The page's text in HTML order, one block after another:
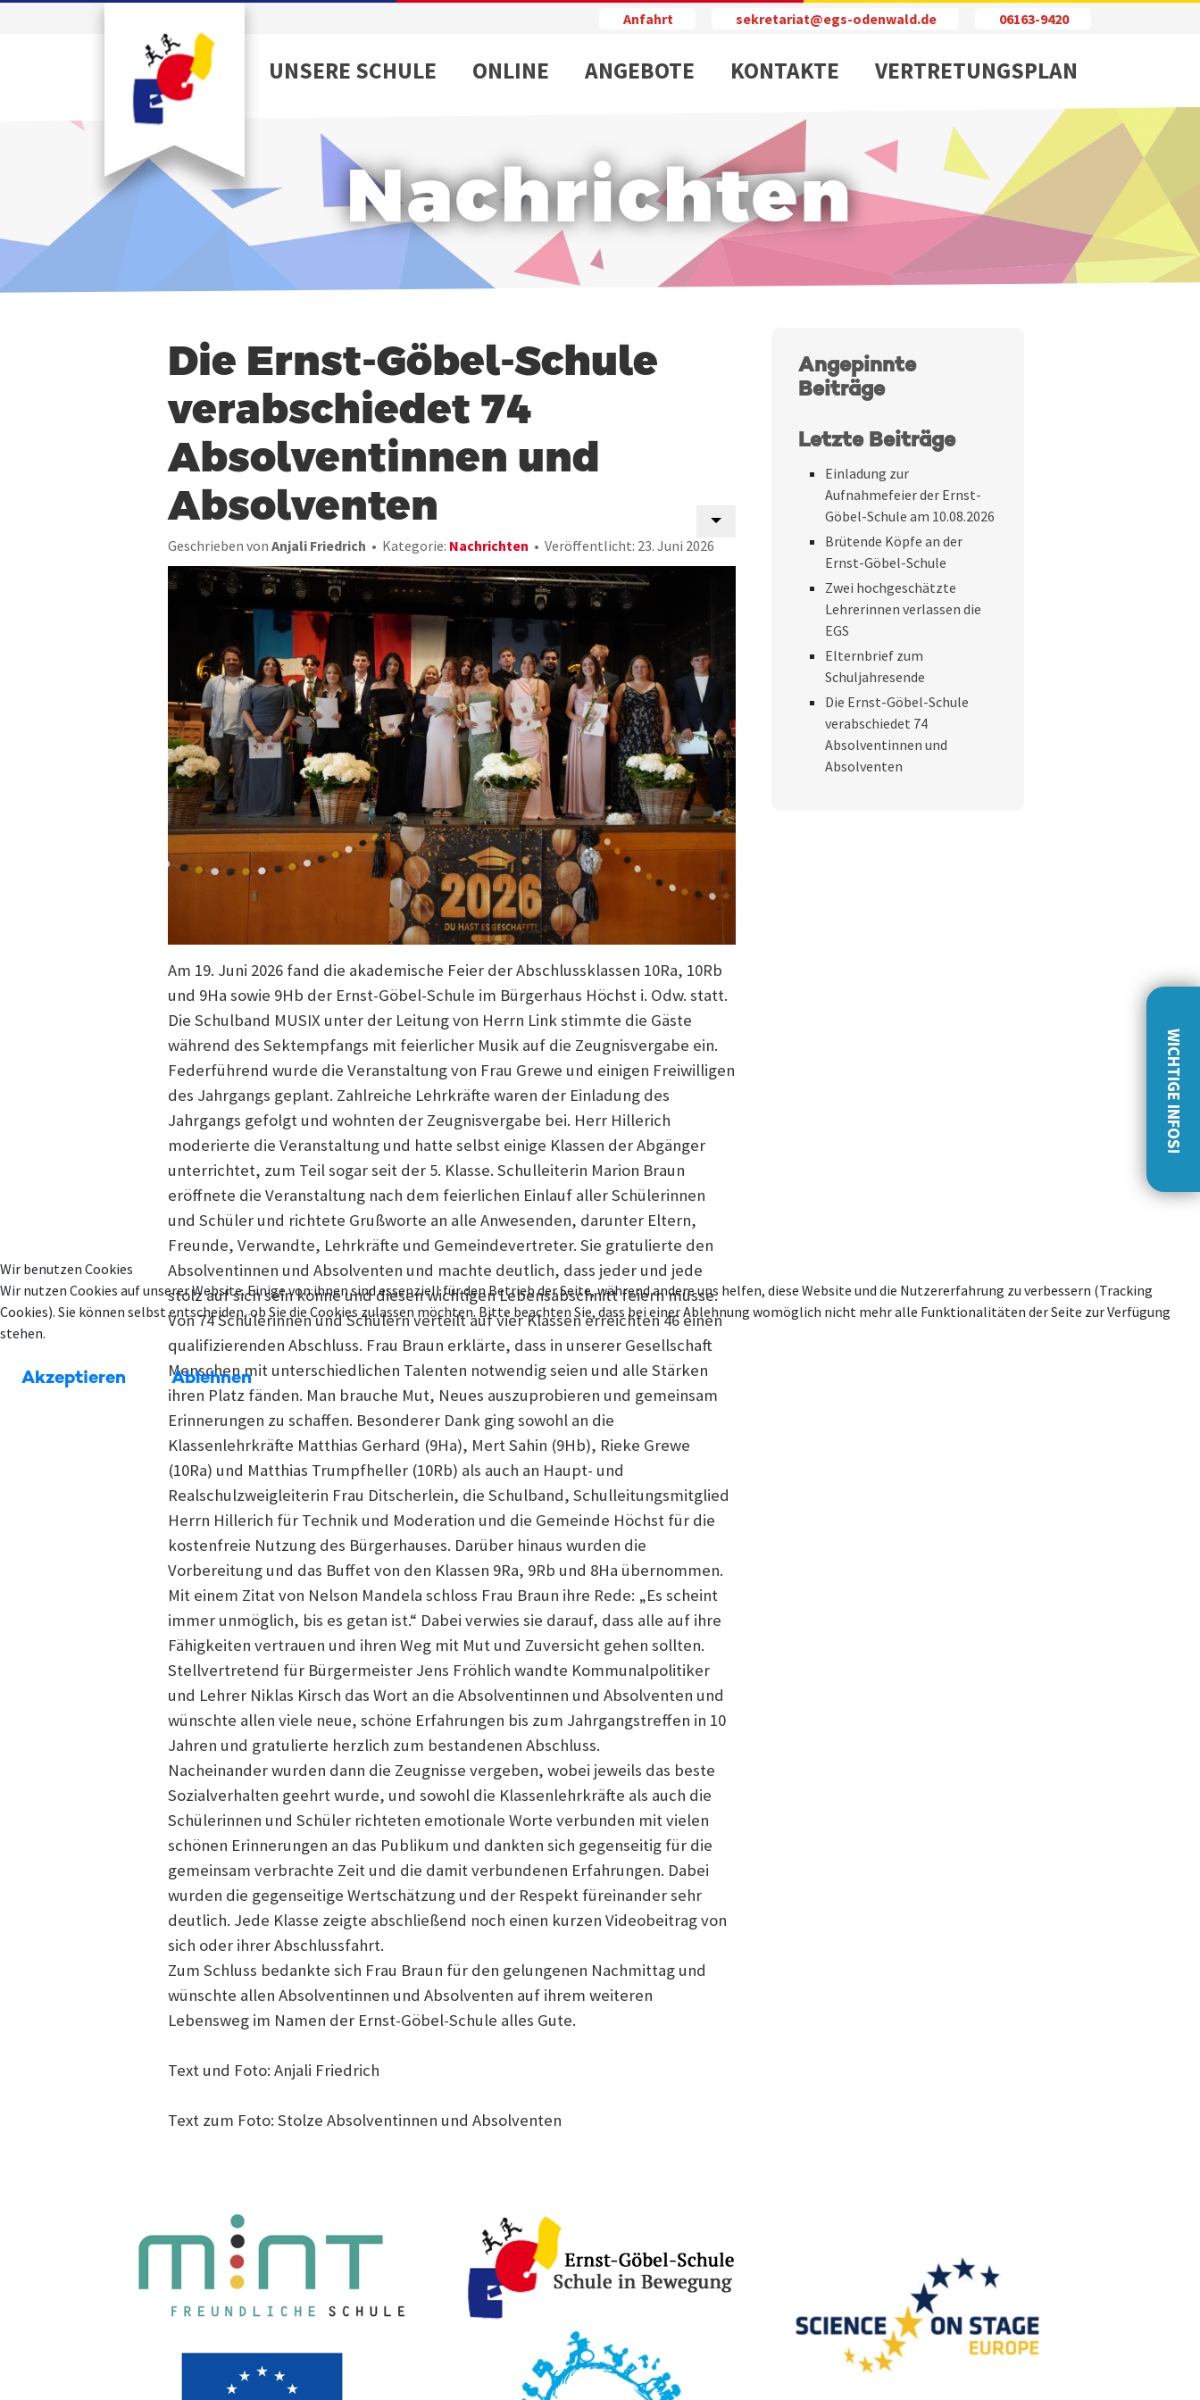
WICHTIGE INFOS!
Anfahrt sekretariat@egs-odenwald.de 06163-9420
UNSERE SCHULE ONLINE ANGEBOTE KONTAKTE VERTRETUNGSPLAN
Nachrichten
Die Ernst-Göbel-Schule
verabschiedet 74
Absolventinnen und
Absolventen
Geschrieben von Anjali Friedrich Kategorie: Nachrichten Veröffentlicht: 23. Juni 2026
Am 19. Juni 2026 fand die akademische Feier der Abschlussklassen 10Ra, 10Rb
und 9Ha sowie 9Hb der Ernst-Göbel-Schule im Bürgerhaus Höchst i. Odw. statt.
Die Schulband MUSIX unter der Leitung von Herrn Link stimmte die Gäste
während des Sektempfangs mit feierlicher Musik auf die Zeugnisvergabe ein.
Federführend wurde die Veranstaltung von Frau Grewe und einigen Freiwilligen
des Jahrgangs geplant. Zahlreiche Lehrkräfte waren der Einladung des
Jahrgangs gefolgt und wohnten der Zeugnisvergabe bei. Herr Hillerich
moderierte die Veranstaltung und hatte selbst einige Klassen der Abgänger
unterrichtet, zum Teil sogar seit der 5. Klasse. Schulleiterin Marion Braun
eröffnete die Veranstaltung nach dem feierlichen Einlauf aller Schülerinnen
und Schüler und richtete Grußworte an alle Anwesenden, darunter Eltern,
Freunde, Verwandte, Lehrkräfte und Gemeindevertreter. Sie gratulierte den
Absolventinnen und Absolventen und machte deutlich, dass jeder und jede
stolz auf sich sein könne und diesen wichtigen Lebensabschnitt feiern müsse.
Von 74 Schülerinnen und Schülern verteilt auf vier Klassen erreichten 46 einen
qualifizierenden Abschluss. Frau Braun erklärte, dass in unserer Gesellschaft
Menschen mit unterschiedlichen Talenten notwendig seien und alle Stärken
ihren Platz fänden. Man brauche Mut, Neues auszuprobieren und gemeinsam
Erinnerungen zu schaffen. Besonderer Dank ging sowohl an die
Klassenlehrkräfte Matthias Gerhard (9Ha), Mert Sahin (9Hb), Rieke Grewe
(10Ra) und Matthias Trumpfheller (10Rb) als auch an Haupt- und
Realschulzweigleiterin Frau Ditscherlein, die Schulband, Schulleitungsmitglied
Herrn Hillerich für Technik und Moderation und die Gemeinde Höchst für die
kostenfreie Nutzung des Bürgerhauses. Darüber hinaus wurden die
Vorbereitung und das Buffet von den Klassen 9Ra, 9Rb und 8Ha übernommen.
Mit einem Zitat von Nelson Mandela schloss Frau Braun ihre Rede: „Es scheint
immer unmöglich, bis es getan ist.“ Dabei verwies sie darauf, dass alle auf ihre
Fähigkeiten vertrauen und ihren Weg mit Mut und Zuversicht gehen sollten.
Stellvertretend für Bürgermeister Jens Fröhlich wandte Kommunalpolitiker
und Lehrer Niklas Kirsch das Wort an die Absolventinnen und Absolventen und
wünschte allen viele neue, schöne Erfahrungen bis zum Jahrgangstreffen in 10
Jahren und gratulierte herzlich zum bestandenen Abschluss.
Nacheinander wurden dann die Zeugnisse vergeben, wobei jeweils das beste
Sozialverhalten geehrt wurde, und sowohl die Klassenlehrkräfte als auch die
Schülerinnen und Schüler richteten emotionale Worte verbunden mit vielen
schönen Erinnerungen an das Publikum und dankten sich gegenseitig für die
gemeinsam verbrachte Zeit und die damit verbundenen Erfahrungen. Dabei
wurden die gegenseitige Wertschätzung und der Respekt füreinander sehr
deutlich. Jede Klasse zeigte abschließend noch einen kurzen Videobeitrag von
sich oder ihrer Abschlussfahrt.
Zum Schluss bedankte sich Frau Braun für den gelungenen Nachmittag und
wünschte allen Absolventinnen und Absolventen auf ihrem weiteren
Lebensweg im Namen der Ernst-Göbel-Schule alles Gute.
Text und Foto: Anjali Friedrich
Text zum Foto: Stolze Absolventinnen und Absolventen
Angepinnte
Beiträge
Letzte Beiträge
Einladung zur
Aufnahmefeier der Ernst-
Göbel-Schule am 10.08.2026
Brütende Köpfe an der
Ernst-Göbel-Schule
Zwei hochgeschätzte
Lehrerinnen verlassen die
EGS
Elternbrief zum
Schuljahresende
Die Ernst-Göbel-Schule
verabschiedet 74
Absolventinnen und
Absolventen
Wir benutzen Cookies
Wir nutzen Cookies auf unserer Website. Einige von ihnen sind essenziell für den Betrieb der Seite, während andere uns helfen, diese Website und die Nutzererfahrung zu verbessern (Tracking
Cookies). Sie können selbst entscheiden, ob Sie die Cookies zulassen möchten. Bitte beachten Sie, dass bei einer Ablehnung womöglich nicht mehr alle Funktionalitäten der Seite zur Verfügung
stehen.
Akzeptieren Ablehnen